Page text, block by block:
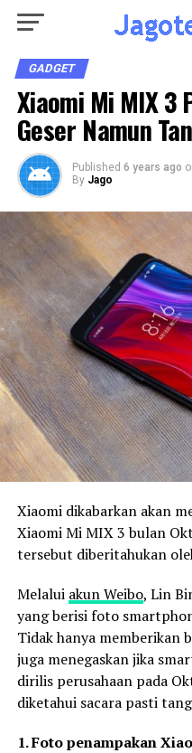
GADGET
Xiaomi Mi MIX 3
Geser Namun
Published 6 years ago
By Jago
Xiaomi dikabarkan akan
Xiaomi Mi MIX 3 bulan
tersebut diberitahukan
Melalui akun Weibo, Lin
yang berisi foto
Tidak hanya memberikan
juga menegaskan jika
dirilis perusahaan pada
diketahui sacara pasti
1. Foto penampakan